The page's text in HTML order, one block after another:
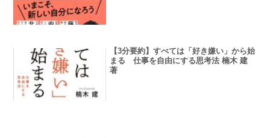
【3分要約】すべては「好き嫌い」から始
まる 仕事を自由にする思考法 楠木 建
著